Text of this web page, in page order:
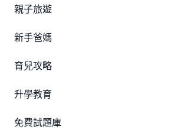
親子旅遊
新手爸媽
育兒攻略
升學教育
免費試題庫